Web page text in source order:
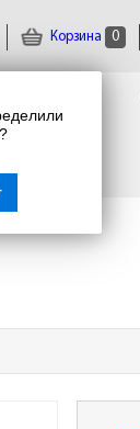
Корзина 0
?